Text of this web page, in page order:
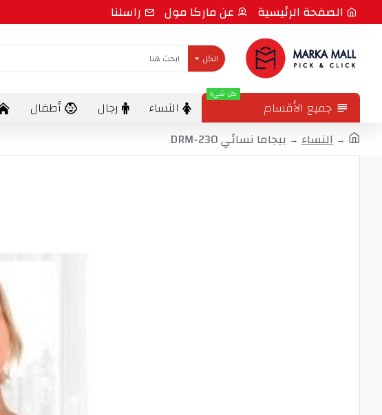
الصفحة الرئيسية عن ماركا مول راسلنا
الكل
جميع الأقسام
كل شيء
النساء رجال أطفال
النساء بيجاما نسائي DRM-230